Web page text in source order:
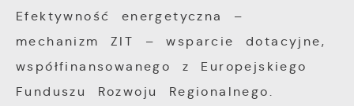
Efektywność energetyczna –
mechanizm ZIT – wsparcie dotacyjne,
współfinansowanego z Europejskiego
Funduszu Rozwoju Regionalnego.